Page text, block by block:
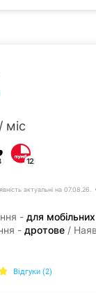
міс
12
актуальні на 07.08.26.
- для
- дротове /
Відгуки (2)